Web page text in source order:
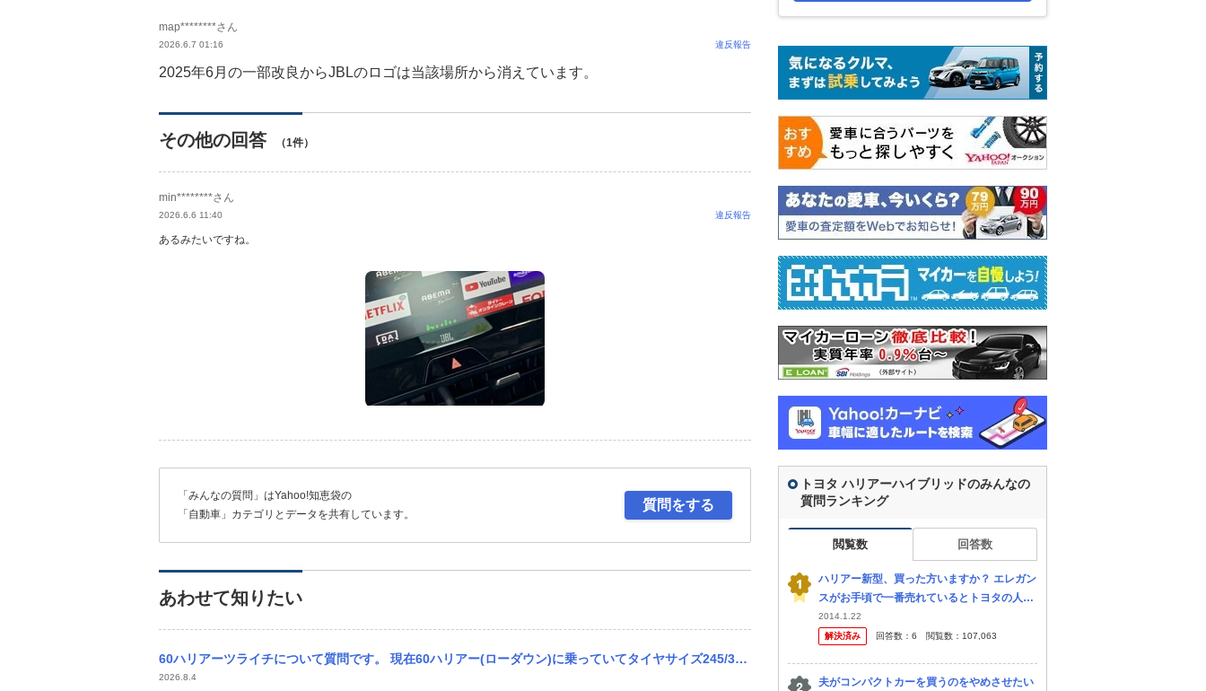
map********さん
2026.6.7 01:16 違反報告
2025年6月の一部改良からJBLのロゴは当該場所から消えています。
その他の回答 （1件）
min********さん
2026.6.6 11:40 違反報告
あるみたいですね。
「みんなの質問」はYahoo!知恵袋の
「自動車」カテゴリとデータを共有しています。
質問をする
あわせて知りたい
60ハリアーツライチについて質問です。 現在60ハリアー(ローダウン)に乗っていてタイヤサイズ245/35r21、8.5j+37ホイールを装着しています。この状態からツライチにしたい場合は何mm...
2026.8.4
トヨタ ハリアーハイブリッドのみんなの
質問ランキング
閲覧数 回答数
ハリアー新型、買った方いますか？ エレガン
スがお手頃で一番売れているとトヨタの人に
聞きましたがハリアー買われた方グレードや
色や値段教えてください。 私もエレガンスと
2014.1.22
解決済み
回答数： 6 閲覧数： 107,063
夫がコンパクトカーを買うのをやめさせたい